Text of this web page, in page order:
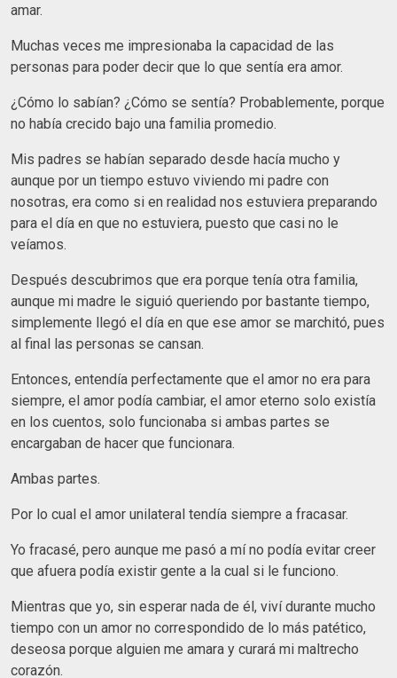
amar.
Muchas veces me impresionaba la capacidad de las
personas para poder decir que lo que sentía era amor.
¿Cómo lo sabían? ¿Cómo se sentía? Probablemente, porque
no había crecido bajo una familia promedio.
Mis padres se habían separado desde hacía mucho y
aunque por un tiempo estuvo viviendo mi padre con
nosotras, era como si en realidad nos estuviera preparando
para el día en que no estuviera, puesto que casi no le
veíamos.
Después descubrimos que era porque tenía otra familia,
aunque mi madre le siguió queriendo por bastante tiempo,
simplemente llegó el día en que ese amor se marchitó, pues
al final las personas se cansan.
Entonces, entendía perfectamente que el amor no era para
siempre, el amor podía cambiar, el amor eterno solo existía
en los cuentos, solo funcionaba si ambas partes se
encargaban de hacer que funcionara.
Ambas partes.
Por lo cual el amor unilateral tendía siempre a fracasar.
Yo fracasé, pero aunque me pasó a mí no podía evitar creer
que afuera podía existir gente a la cual si le funciono.
Mientras que yo, sin esperar nada de él, viví durante mucho
tiempo con un amor no correspondido de lo más patético,
deseosa porque alguien me amara y curará mi maltrecho
corazón.